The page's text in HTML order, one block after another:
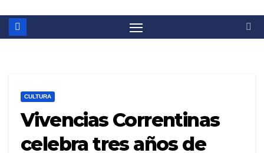
CULTURA
Vivencias Correntinas
celebra tres años de